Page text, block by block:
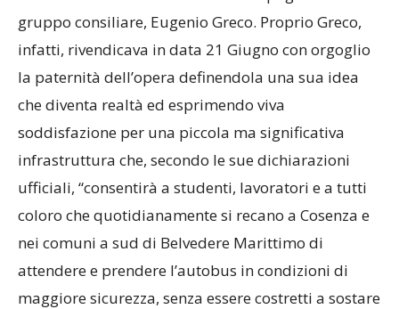
gruppo consiliare, Eugenio Greco. Proprio Greco,
infatti, rivendicava in data 21 Giugno con orgoglio
la paternità dell’opera definendola una sua idea
che diventa realtà ed esprimendo viva
soddisfazione per una piccola ma significativa
infrastruttura che, secondo le sue dichiarazioni
ufficiali, “consentirà a studenti, lavoratori e a tutti
coloro che quotidianamente si recano a Cosenza e
nei comuni a sud di Belvedere Marittimo di
attendere e prendere l’autobus in condizioni di
maggiore sicurezza, senza essere costretti a sostare